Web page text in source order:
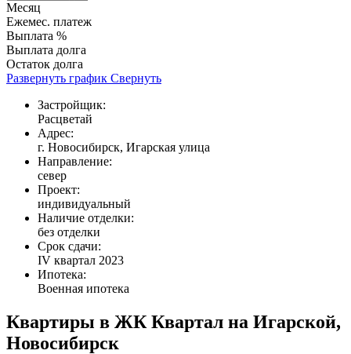
Месяц
Ежемес. платеж
Выплата %
Выплата долга
Остаток долга
Развернуть график Свернуть
Застройщик:
Расцветай
Адрес:
г. Новосибирск, Игарская улица
Направление:
север
Проект:
индивидуальный
Наличие отделки:
без отделки
Срок сдачи:
IV квартал 2023
Ипотека:
Военная ипотека
Квартиры в ЖК Квартал на Игарской,
Новосибирск